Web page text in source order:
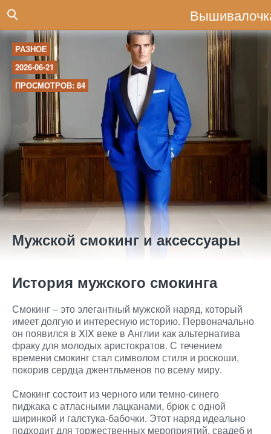
РАЗНОЕ
2026-06-21
ПРОСМОТРОВ: 84
Мужской смокинг и аксессуары
История мужского смокинга
Смокинг – это элегантный мужской наряд, который
имеет долгую и интересную историю. Первоначально
он появился в XIX веке в Англии как альтернатива
фраку для молодых аристократов. С течением
времени смокинг стал символом стиля и роскоши,
покорив сердца джентльменов по всему миру.
Смокинг состоит из черного или темно-синего
пиджака с атласными лацканами, брюк с одной
ширинкой и галстука-бабочки. Этот наряд идеально
подходит для торжественных мероприятий, свадеб и